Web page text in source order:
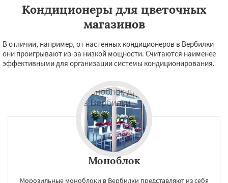
Кондиционеры для цветочных
магазинов
В отличии, например, от настенных кондиционеров в Вербилки
они проигрывают из-за низкой мощности. Считаются наименее
эффективными для организации системы кондиционирования.
Моноблок
Морозильные моноблоки в Вербилки представляют из себя